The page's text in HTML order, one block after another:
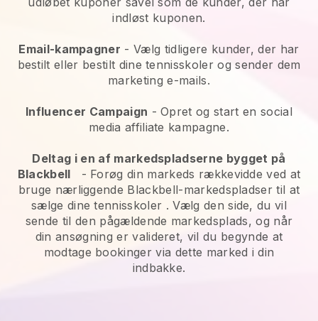
indløst kuponen.
Email-kampagner -Vælg tidligere kunder, der har
bestilt eller bestilt dine tennisskoler og sender dem
marketing e-mails.
Influencer Campaign - Opret og start en social
media affiliate kampagne.
Deltag i en af markedspladserne bygget på
Blackbell
- Forøg din markeds rækkevidde ved at
bruge nærliggende Blackbell-markedspladser til at
sælge dine tennisskoler . Vælg den side, du vil
sende til den pågældende markedsplads, og når
din ansøgning er valideret, vil du begynde at
modtage bookinger via dette marked i din
indbakke.